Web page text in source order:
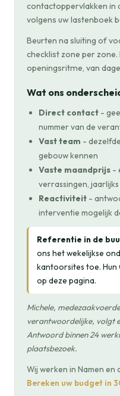
contactoppervlakken in
volgens uw lastenboek
Beurten na sluiting of
checklist zone per
openingsritme, van
Wat ons
Direct contact -
nummer van de
Vast team -
gebouw kennen
Vaste maandprijs -
verrassingen,
Reactiviteit -
interventie mogelijk
Referentie in de
ons het wekelijkse
kantoorsites toe.
op deze pagina.
Michele,
verantwoordelijke, volgt
Antwoord binnen 24
plaatsbezoek.
Wij werken in Namen en
Bereken uw budget in